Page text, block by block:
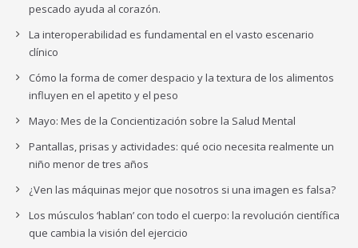
pescado ayuda al corazón.
La interoperabilidad es fundamental en el vasto escenario
clínico
Cómo la forma de comer despacio y la textura de los alimentos
influyen en el apetito y el peso
Mayo: Mes de la Concientización sobre la Salud Mental
Pantallas, prisas y actividades: qué ocio necesita realmente un
niño menor de tres años
¿Ven las máquinas mejor que nosotros si una imagen es falsa?
Los músculos ‘hablan’ con todo el cuerpo: la revolución científica
que cambia la visión del ejercicio